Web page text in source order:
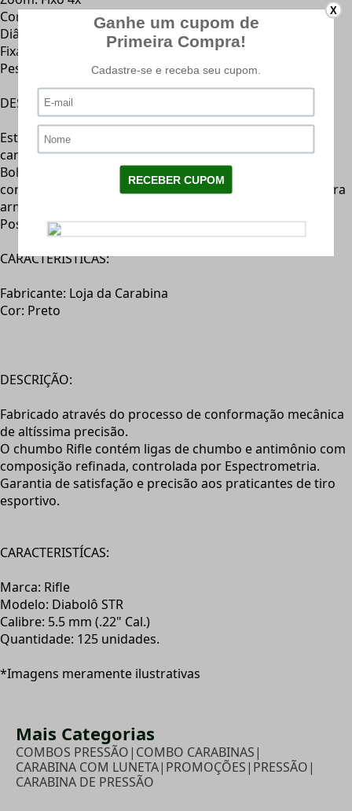
Comprimento: 27cm
Diâmetro objetiva: 20mm
Fixação: Trilhos 11mm
Peso: 100g
DESCRIÇÃO: (Capa p/ Carabinas LC - 52p - Preto)
Esta bolsa serve para todas as marcas e tamanhos de
carabinas, sendo seu comprimento total de 130cm.
Bolsa reforçada com acabamento interno almofadada,
confeccionado com nylon de alta resistência, própria para
armas com luneta.
Possui bolso lateral.
CARACTERÍSTICAS:
Fabricante: Loja da Carabina
Cor: Preto
DESCRIÇÃO:
Fabricado através do processo de conformação mecânica
de altíssima precisão.
O chumbo Rifle contém ligas de chumbo e antimônio com
composição refinada, controlada por Espectrometria.
Garantia de satisfação e precisão aos praticantes de tiro
esportivo.
CARACTERISTÍCAS:
Marca: Rifle
Modelo: Diabolô STR
Calibre: 5.5 mm (.22" Cal.)
Quantidade: 125 unidades.
*Imagens meramente ilustrativas
Mais Categorias
COMBOS PRESSÃO| COMBO CARABINAS|
CARABINA COM LUNETA| PROMOÇÕES| PRESSÃO|
CARABINA DE PRESSÃO
X